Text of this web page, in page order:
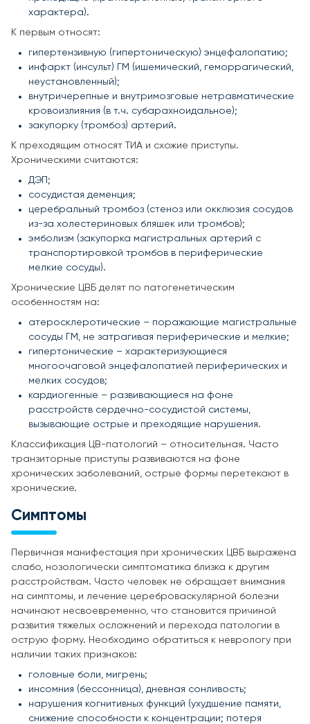
характера).
К первым относят:
гипертензивную (гипертоническую) энцефалопатию;
инфаркт (инсульт) ГМ (ишемический, геморрагический,
неустановленный);
внутричерепные и внутримозговые нетравматические
кровоизлияния (в т.ч. субарахноидальное);
закупорку (тромбоз) артерий.
К преходящим относят ТИА и схожие приступы.
Хроническими считаются:
ДЭП;
сосудистая деменция;
церебральный тромбоз (стеноз или окклюзия сосудов
из-за холестериновых бляшек или тромбов);
эмболизм (закупорка магистральных артерий с
транспортировкой тромбов в периферические
мелкие сосуды).
Хронические ЦВБ делят по патогенетическим
особенностям на:
атеросклеротические – поражающие магистральные
сосуды ГМ, не затрагивая периферические и мелкие;
гипертонические – характеризующиеся
многоочаговой энцефалопатией периферических и
мелких сосудов;
кардиогенные – развивающиеся на фоне
расстройств сердечно-сосудистой системы,
вызывающие острые и преходящие нарушения.
Классификация ЦВ-патологий – относительная. Часто
транзиторные приступы развиваются на фоне
хронических заболеваний, острые формы перетекают в
хронические.
Симптомы
Первичная манифестация при хронических ЦВБ выражена
слабо, нозологически симптоматика близка к другим
расстройствам. Часто человек не обращает внимания
на симптомы, и лечение цереброваскулярной болезни
начинают несвоевременно, что становится причиной
развития тяжелых осложнений и перехода патологии в
острую форму. Необходимо обратиться к неврологу при
наличии таких признаков:
головные боли, мигрень;
инсомния (бессонница), дневная сонливость;
нарушения когнитивных функций (ухудшение памяти,
снижение способности к концентрации; потеря